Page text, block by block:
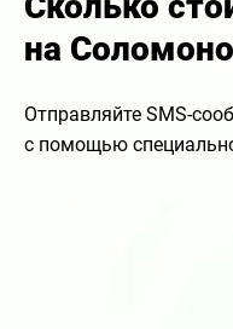
на
Отправляйте SMS-
с помощью